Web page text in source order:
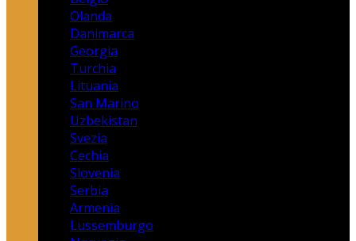
Olanda
Danimarca
Georgia
Turchia
Lituania
San Marino
Uzbekistan
Svezia
Cechia
Slovenia
Serbia
Armenia
Lussemburgo